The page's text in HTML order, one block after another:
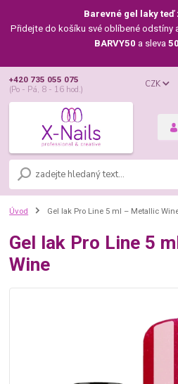
Barevné gel laky teď
Přidejte do košíku své oblíbené odstíny
BARVY50 a sleva
CZK
+420 735 055 075
(Po - Pá, 8 - 16 hod.)
Úvod Gel lak Pro Line 5 ml – Metallic
Gel lak Pro Line 5
Wine